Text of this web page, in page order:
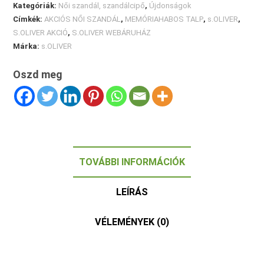
Kategóriák: Női szandál, szandálcipő, Újdonságok
Címkék: AKCIÓS NŐI SZANDÁL , MEMÓRIAHABOS TALP, s.OLIVER,
S.OLIVER AKCIÓ, S.OLIVER WEBÁRUHÁZ
Márka: s.OLIVER
Oszd meg
TOVÁBBI INFORMÁCIÓK
LEÍRÁS
VÉLEMÉNYEK (0)